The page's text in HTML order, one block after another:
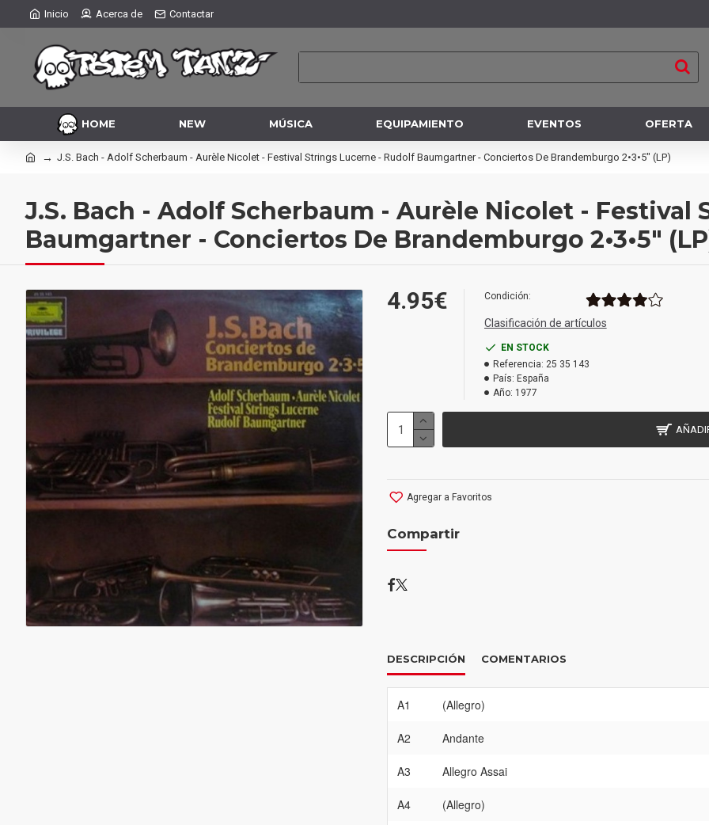
Inicio Acerca de Contactar
HOME NEW MÚSICA EQUIPAMIENTO EVENTOS OFERTA
J.S. Bach - Adolf Scherbaum - Aurèle Nicolet - Festival Strings Lucerne - Rudolf Baumgartner - Conciertos De Brandemburgo 2•3•5" (LP)
J.S. Bach - Adolf Scherbaum - Aurèle Nicolet - Festival
Baumgartner - Conciertos De Brandemburgo 2•3•5"
4.95€ Condición:
Clasificación de artículos
EN STOCK
Referencia: 25 35 143
País: España
Año: 1977
Agregar a Favoritos
Compartir
DESCRIPCIÓN COMENTARIOS
A1 (Allegro)
A2 Andante
A3 Allegro Assai
A4 (Allegro)